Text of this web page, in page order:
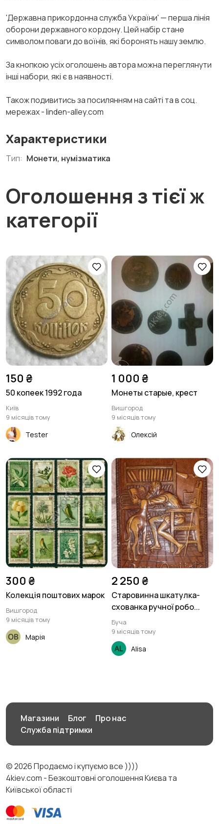
'Державна прикордонна служба України' — перша лінія
оборони державного кордону. Цей набір стане
символом поваги до воїнів, які боронять нашу землю.
За кнопкою усіх оголошень автора можна переглянути
інші набори, які є в наявності.
Також подивитись за посилянням на сайті та в соц.
мережах - linden-alley.com
Характеристики
Тип: Монети, нумізматика
Оголошення з тієї ж
категорії
150 ₴
50 копеек 1992 года
Київ
9 місяців тому
Tester
1 000 ₴
Монеты старые, крест
Вишгород
9 місяців тому
Олексій
300 ₴
Колекція поштових марок
Вишгород
9 місяців тому
Марія
2 250 ₴
Старовинна шкатулка-
схованка ручної робо...
Буча
9 місяців тому
Alisa
Магазини Блог
Про нас
Служба підтримки
© 2026 Продаємо і купуємо все ))))
4kiev.com - Безкоштовні оголошення Києва та
Київської області